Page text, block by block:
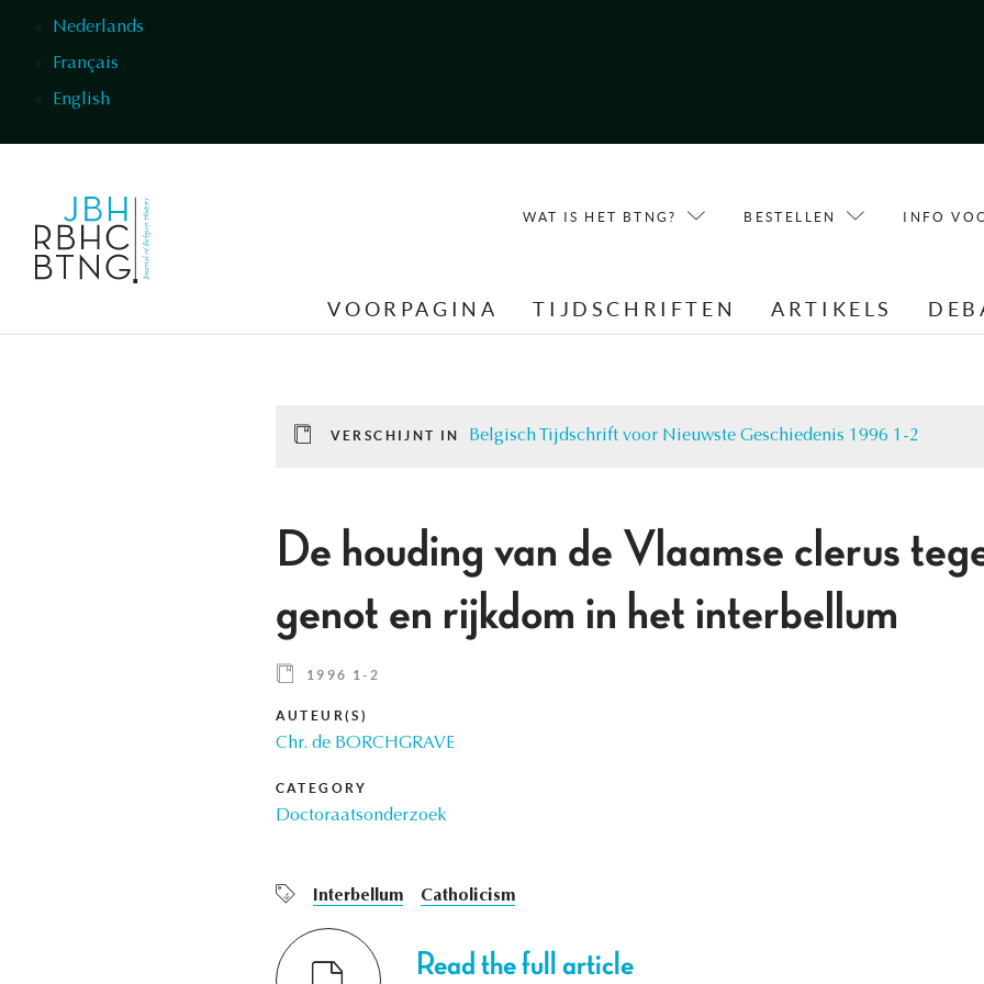
Nederlands
Français
English
WAT IS HET BTNG? BESTELLEN INFO
VOORPAGINA TIJDSCHRIFTEN ARTIKELS
VERSCHIJNT IN Belgisch Tijdschrift voor Nieuwste Geschiedenis 1996 1-2
De houding van de Vlaamse clerus
genot en rijkdom in het interbellum
1996 1-2
AUTEUR(S)
Chr. de BORCHGRAVE
CATEGORY
Doctoraatsonderzoek
Interbellum Catholicism
Read the full article